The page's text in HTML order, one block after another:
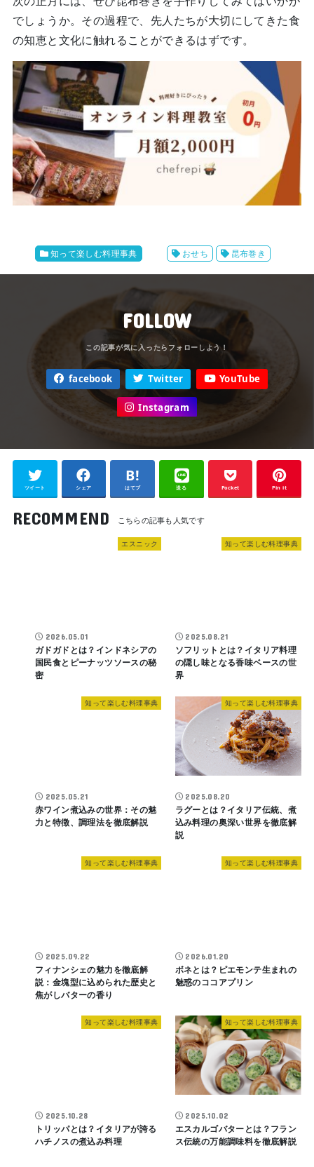
でしょうか。その過程で、先人たちが大切にしてきた食
の知恵と文化に触れることができるはずです。
知って楽しむ料理事典 おせち 昆布巻き
FOLLOW
facebook Twitter YouTube
Instagram
ツイート シェア はてブ 送る Pocket Pin it
RECOMMEND
エスニック
2026.05.01
ガドガドとは？インドネシアの
国民食とピーナッツソースの秘
密
知って楽しむ料理事典
2025.08.21
ソフリットとは？イタリア料理
の隠し味となる香味ベースの世
界
知って楽しむ料理事典
2025.05.21
赤ワイン煮込みの世界：その魅
力と特徴、調理法を徹底解説
知って楽しむ料理事典
2025.08.20
ラグーとは？イタリア伝統、煮
込み料理の奥深い世界を徹底解
説
知って楽しむ料理事典
2025.09.22
フィナンシェの魅力を徹底解
説：金塊型に込められた歴史と
焦がしバターの香り
知って楽しむ料理事典
2026.01.20
ボネとは？ピエモンテ生まれの
魅惑のココアプリン
知って楽しむ料理事典
2025.10.28
トリッパとは？イタリアが誇る
ハチノスの煮込み料理
知って楽しむ料理事典
2025.10.02
エスカルゴバターとは？フラン
ス伝統の万能調味料を徹底解説